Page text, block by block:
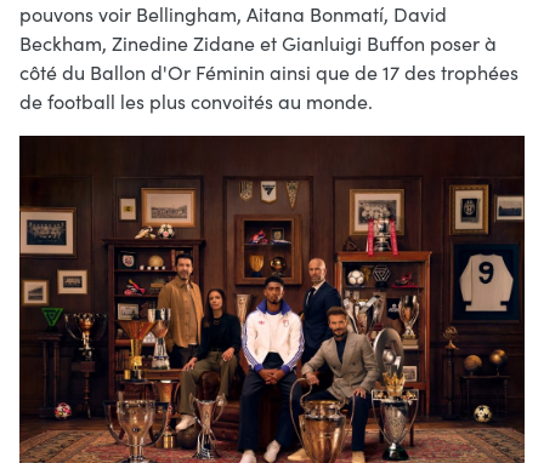
pouvons voir Bellingham, Aitana Bonmatí, David
Beckham, Zinedine Zidane et Gianluigi Buffon poser à
côté du Ballon d'Or Féminin ainsi que de 17 des trophées
de football les plus convoités au monde.